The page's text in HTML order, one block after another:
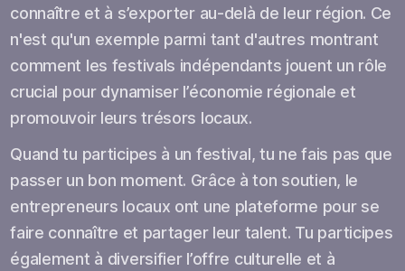
connaître et à s’exporter au-delà de leur région. Ce
n'est qu'un exemple parmi tant d'autres montrant
comment les festivals indépendants jouent un rôle
crucial pour dynamiser l’économie régionale et
promouvoir leurs trésors locaux.
Quand tu participes à un festival, tu ne fais pas que
passer un bon moment. Grâce à ton soutien, le
entrepreneurs locaux ont une plateforme pour se
faire connaître et partager leur talent. Tu participes
également à diversifier l’offre culturelle et à